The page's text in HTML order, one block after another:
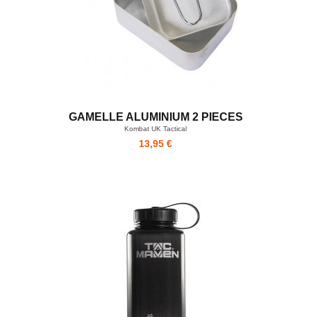
GAMELLE ALUMINIUM 2 PIECES
Kombat UK Tactical
13,95 €